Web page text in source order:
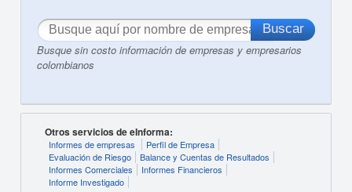
Busque sin costo información de empresas y empresarios
colombianos
Otros servicios de eInforma:
Informes de empresas
Perfil de Empresa
Evaluación de Riesgo
Balance y Cuentas de Resultados
Informes Comerciales
Informes Financieros
Informe Investigado